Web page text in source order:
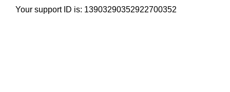
Your support ID is: 13903290352922700352